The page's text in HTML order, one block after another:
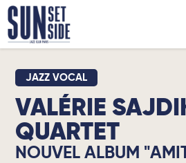
JAZZ VOCAL
VALÉRIE
QUARTET
NOUVEL ALBUM